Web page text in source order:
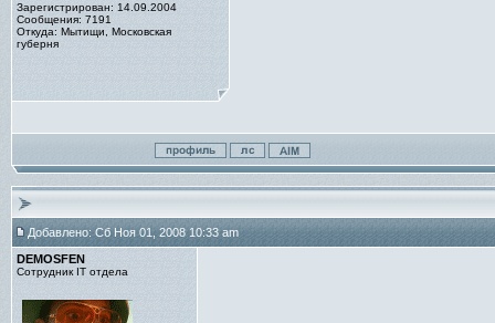
Зарегистрирован: 14.09.2004
Сообщения: 7191
Откуда: Мытищи, Московская
губерня
Добавлено: Сб Ноя 01, 2008 10:33 am
DEMOSFEN
Сотрудник IT отдела